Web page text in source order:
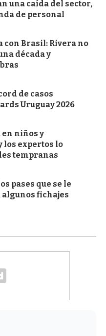
una caída del sector,
de personal
con Brasil: Rivera no
década y
de casos
Uruguay 2026
niños y
los expertos lo
tempranas
pases que se le
algunos fichajes